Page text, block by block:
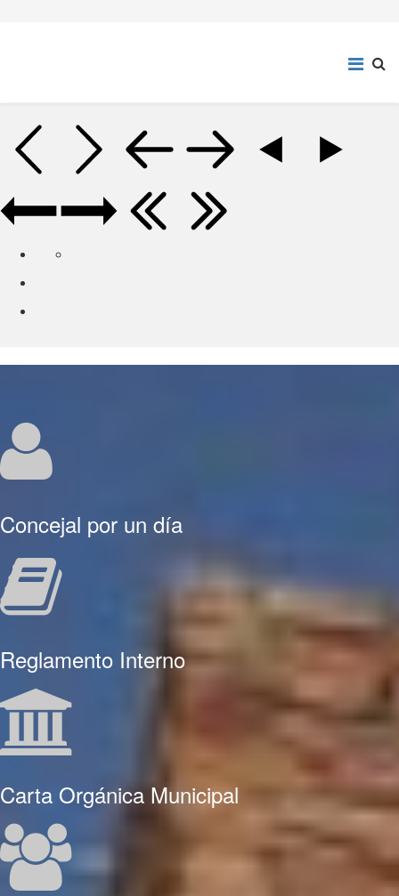
Concejal por un día
Reglamento Interno
Carta Orgánica Municipal